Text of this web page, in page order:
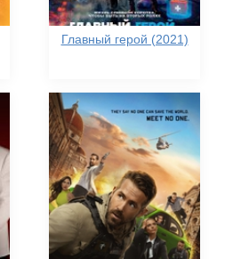
Главный герой (2021)